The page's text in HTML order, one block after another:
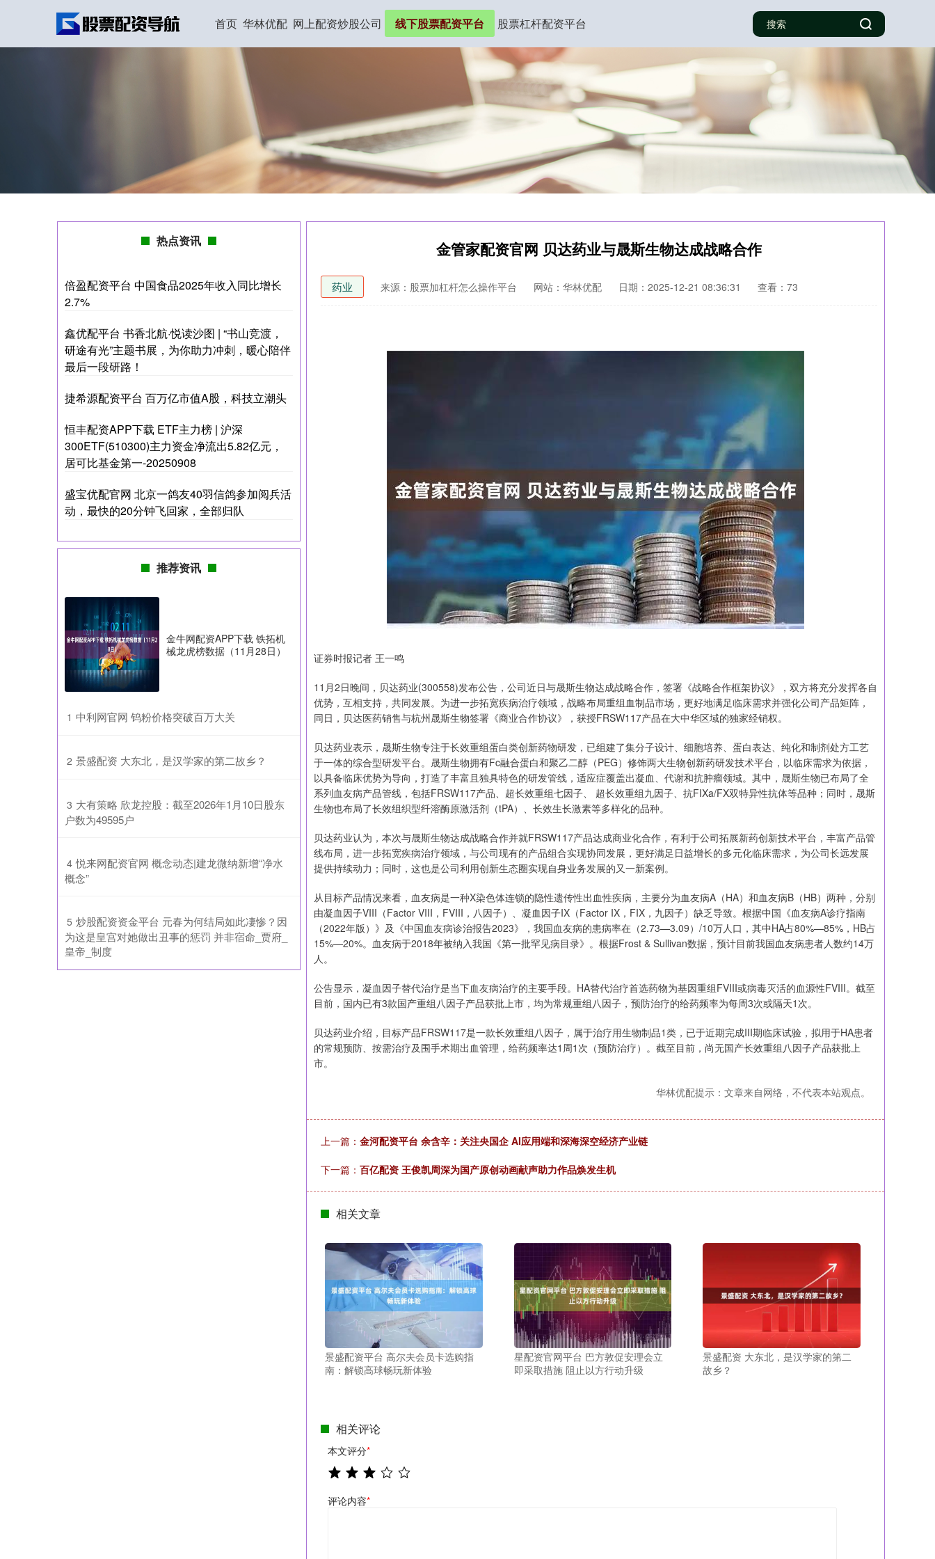
首页 华林优配 网上配资炒股公司 线下股票配资平台 股票杠杆配资平台
金管家配资官网 贝达药业与晟斯生物达成战略合作
药业 来源：股票加杠杆怎么操作平台 网站：华林优配 日期：2025-12-21 08:36:31 查看：73
证券时报记者 王一鸣
11月2日晚间，贝达药业(300558)发布公告，公司近日与晟斯生物达成战略合作，签署《战略合作框架协议》，双方将充分发挥各自
优势，互相支持，共同发展。为进一步拓宽疾病治疗领域，战略布局重组血制品市场，更好地满足临床需求并强化公司产品矩阵，
同日，贝达医药销售与杭州晟斯生物签署《商业合作协议》，获授FRSW117产品在大中华区域的独家经销权。
贝达药业表示，晟斯生物专注于长效重组蛋白类创新药物研发，已组建了集分子设计、细胞培养、蛋白表达、纯化和制剂处方工艺
于一体的综合型研发平台。晟斯生物拥有Fc融合蛋白和聚乙二醇（PEG）修饰两大生物创新药研发技术平台，以临床需求为依据，
以具备临床优势为导向，打造了丰富且独具特色的研发管线，适应症覆盖出凝血、代谢和抗肿瘤领域。其中，晟斯生物已布局了全
系列血友病产品管线，包括FRSW117产品、超长效重组七因子、 超长效重组九因子、抗FIXa/FX双特异性抗体等品种；同时，晟斯
生物也布局了长效组织型纤溶酶原激活剂（tPA）、长效生长激素等多样化的品种。
贝达药业认为，本次与晟斯生物达成战略合作并就FRSW117产品达成商业化合作，有利于公司拓展新药创新技术平台，丰富产品管
线布局，进一步拓宽疾病治疗领域，与公司现有的产品组合实现协同发展，更好满足日益增长的多元化临床需求，为公司长远发展
提供持续动力；同时，这也是公司利用创新生态圈实现自身业务发展的又一新案例。
从目标产品情况来看，血友病是一种X染色体连锁的隐性遗传性出血性疾病，主要分为血友病A（HA）和血友病B（HB）两种，分别
由凝血因子VIII（Factor VIII，FVIII，八因子）、凝血因子IX（Factor IX，FIX，九因子）缺乏导致。根据中国《血友病A诊疗指南
（2022年版）》及《中国血友病诊治报告2023》，我国血友病的患病率在（2.73—3.09）/10万人口，其中HA占80%—85%，HB占
15%—20%。血友病于2018年被纳入我国《第一批罕见病目录》。根据Frost & Sullivan数据，预计目前我国血友病患者人数约14万
人。
公告显示，凝血因子替代治疗是当下血友病治疗的主要手段。HA替代治疗首选药物为基因重组FVIII或病毒灭活的血源性FVIII。截至
目前，国内已有3款国产重组八因子产品获批上市，均为常规重组八因子，预防治疗的给药频率为每周3次或隔天1次。
贝达药业介绍，目标产品FRSW117是一款长效重组八因子，属于治疗用生物制品1类，已于近期完成III期临床试验，拟用于HA患者
的常规预防、按需治疗及围手术期出血管理，给药频率达1周1次（预防治疗）。截至目前，尚无国产长效重组八因子产品获批上
市。
华林优配提示：文章来自网络，不代表本站观点。
上一篇： 金河配资平台 余含辛：关注央国企 AI应用端和深海深空经济产业链
下一篇： 百亿配资 王俊凯周深为国产原创动画献声助力作品焕发生机
相关文章
景盛配资平台 高尔夫会员卡选购指
南：解锁高球畅玩新体验
星配资官网平台 巴方敦促安理会立
即采取措施 阻止以方行动升级
景盛配资 大东北，是汉学家的第二
故乡？
相关评论
本文评分*
评论内容*
热点资讯
倍盈配资平台 中国食品2025年收入同比增长
2.7%
鑫优配平台 书香北航·悦读沙图 | “书山竞渡，
研途有光”主题书展，为你助力冲刺，暖心陪伴
最后一段研路！
捷希源配资平台 百万亿市值A股，科技立潮头
恒丰配资APP下载 ETF主力榜 | 沪深
300ETF(510300)主力资金净流出5.82亿元，
居可比基金第一-20250908
盛宝优配官网 北京一鸽友40羽信鸽参加阅兵活
动，最快的20分钟飞回家，全部归队
推荐资讯
金牛网配资APP下载 铁拓机
械龙虎榜数据（11月28日）
1 ​中利网官网 钨粉价格突破百万大关
2 ​景盛配资 大东北，是汉学家的第二故乡？
3 ​大有策略 欣龙控股：截至2026年1月10日股东
户数为49595户
4 ​悦来网配资官网 概念动态|建龙微纳新增“净水
概念”
5 ​炒股配资资金平台 元春为何结局如此凄惨？因
为这是皇宫对她做出丑事的惩罚 并非宿命_贾府_
皇帝_制度